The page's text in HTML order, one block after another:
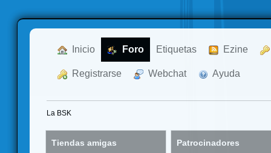
Inicio Foro Etiquetas Ezine
Registrarse Webchat Ayuda
La BSK
Tiendas amigas Patrocinadores